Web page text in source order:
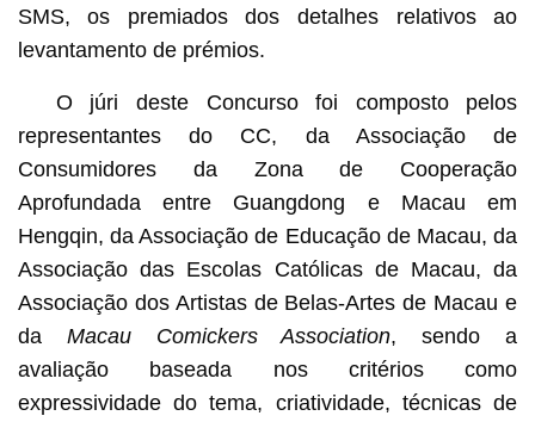
SMS, os premiados dos detalhes relativos ao
levantamento de prémios.
O júri deste Concurso foi composto pelos
representantes do CC, da Associação de
Consumidores da Zona de Cooperação
Aprofundada entre Guangdong e Macau em
Hengqin, da Associação de Educação de Macau, da
Associação das Escolas Católicas de Macau, da
Associação dos Artistas de Belas-Artes de Macau e
da Macau Comickers Association, sendo a
avaliação baseada nos critérios como
expressividade do tema, criatividade, técnicas de